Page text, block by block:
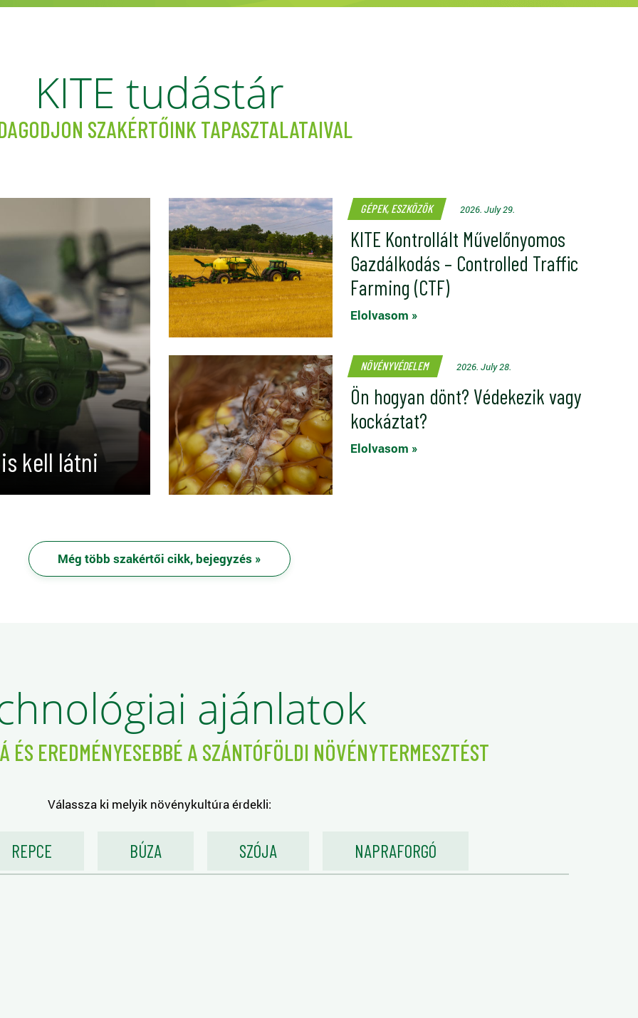
KITE tudástár
SZAKÉRTŐINK TAPASZTALATAIVAL
kell látni
GÉPEK, ESZKÖZÖK 2026. July 29.
KITE Kontrollált Művelőnyomos
Gazdálkodás – Controlled Traffic
Farming (CTF)
Elolvasom »
NÖVÉNYVÉDELEM 2026. July 28.
Ön hogyan dönt? Védekezik vagy
kockáztat?
Elolvasom »
Még több szakértői cikk, bejegyzés »
ajánlatok
ÉS EREDMÉNYESEBBÉ A SZÁNTÓFÖLDI NÖVÉNYTERMESZTÉST
Válassza ki melyik növénykultúra érdekli:
REPCE BÚZA SZÓJA NAPRAFORGÓ